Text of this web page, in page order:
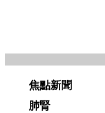
焦點新聞
肺腎